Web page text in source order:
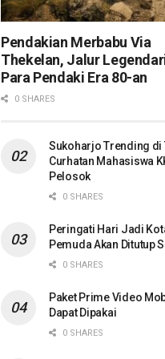
Pendakian Merbabu Via
Thekelan, Jalur
Para Pendaki Era 80-an
0 SHARES
Sukoharjo Trending di
Curhatan Mahasiswa
Pelosok
0 SHARES
Peringati Hari Jadi
Pemuda Akan Ditutup
0 SHARES
Paket Prime Video
Dapat Dipakai
0 SHARES